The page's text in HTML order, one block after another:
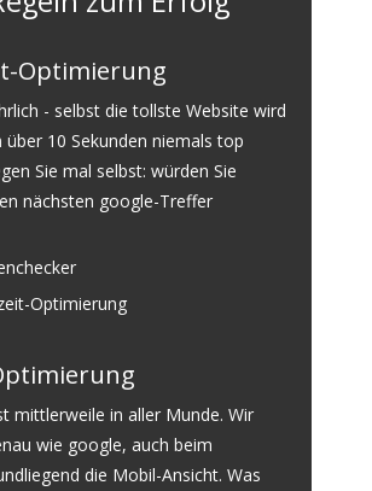
Optimierung
- selbst die tollste Website wird
über 10 Sekunden niemals top
Sie mal selbst: würden Sie
nächsten google-Treffer
Optimierung
mittlerweile in aller Munde. Wir
wie google, auch beim
die Mobil-Ansicht. Was